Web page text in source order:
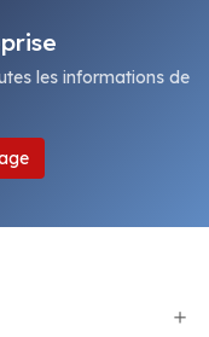
les informations de